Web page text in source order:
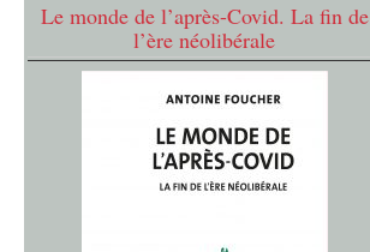
Le monde de l’après-Covid. La fin de
l’ère néolibérale